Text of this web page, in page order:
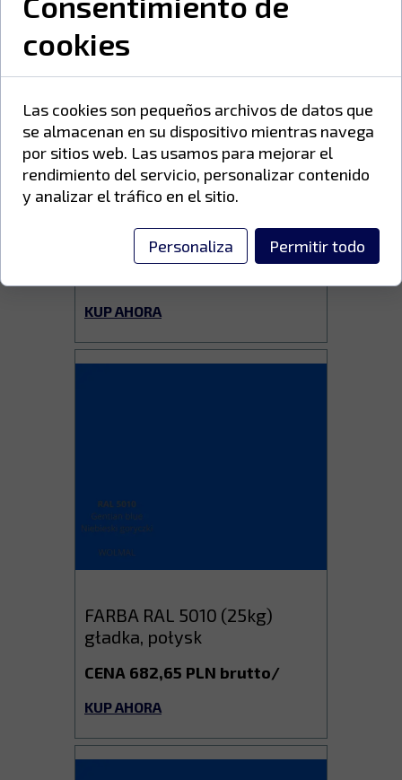
gładka, mat, Qualicoat
KUP AHORA
FARBA RAL 5010 (25kg)
gładka, połysk
CENA 682,65 PLN brutto/
KUP AHORA
cookies
Las cookies son pequeños archivos de datos que
se almacenan en su dispositivo mientras navega
por sitios web. Las usamos para mejorar el
rendimiento del servicio, personalizar contenido
y analizar el tráfico en el sitio.
Personaliza Permitir todo